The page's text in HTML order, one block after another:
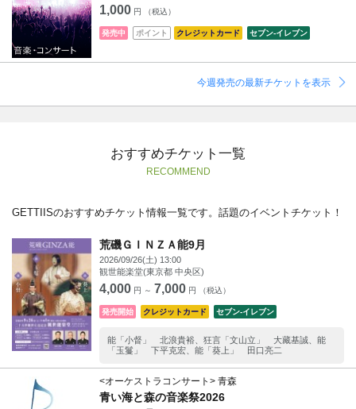
1,000 円 （税込）
発売中 ポイント クレジットカード セブン‐イレブン
今週発売の最新チケットを表示
おすすめチケット一覧
RECOMMEND
GETTIISのおすすめチケット情報一覧です。話題のイベントチケット！
荒磯ＧＩＮＺＡ能9月
2026/09/26(土) 13:00
観世能楽堂(東京都 中央区)
4,000 円 ～ 7,000 円 （税込）
発売開始 クレジットカード セブン‐イレブン
能「小督」 北浪貴裕、狂言「文山立」 大藏基誠、能
「玉鬘」 下平克宏、能「葵上」 田口亮二
<オーケストラコンサート> 青森
青い海と森の音楽祭2026